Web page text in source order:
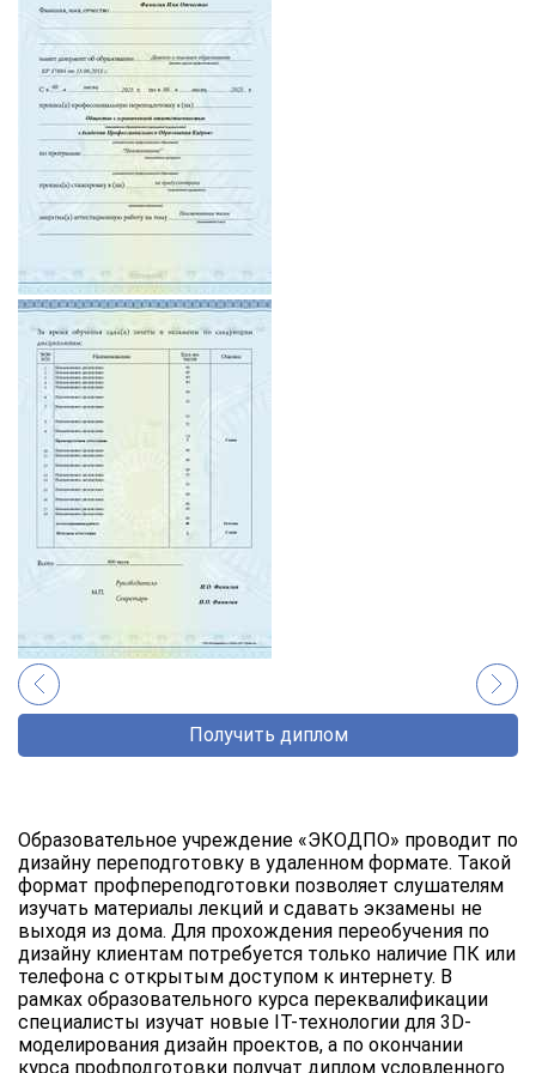
Получить диплом
Образовательное учреждение «ЭКОДПО» проводит по
дизайну переподготовку в удаленном формате. Такой
формат профпереподготовки позволяет слушателям
изучать материалы лекций и сдавать экзамены не
выходя из дома. Для прохождения переобучения по
дизайну клиентам потребуется только наличие ПК или
телефона с открытым доступом к интернету. В
рамках образовательного курса переквалификации
специалисты изучат новые IT-технологии для 3D-
моделирования дизайн проектов, а по окончании
курса профподготовки получат диплом условленного